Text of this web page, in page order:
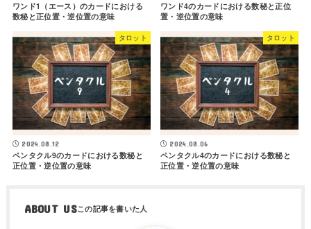
ワンド1（エース）のカードにおける
数秘と正位置・逆位置の意味
ワンド4のカードにおける数秘と正位
置・逆位置の意味
タロット
2024.08.12
ペンタクル9のカードにおける数秘と
正位置・逆位置の意味
タロット
2024.08.06
ペンタクル4のカードにおける数秘と
正位置・逆位置の意味
ABOUT US